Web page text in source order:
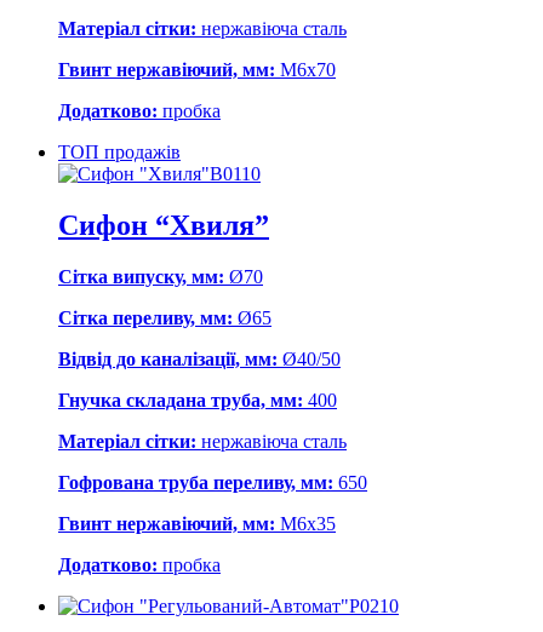
Матеріал сітки: нержавіюча сталь
Гвинт нержавіючий, мм: М6х70
Додатково: пробка
ТОП продажів
В0110
Сифон “Хвиля”
Сітка випуску, мм: Ø70
Сітка переливу, мм: Ø65
Відвід до каналізації, мм: Ø40/50
Гнучка складана труба, мм: 400
Матеріал сітки: нержавіюча сталь
Гофрована труба переливу, мм: 650
Гвинт нержавіючий, мм: М6х35
Додатково: пробка
Р0210